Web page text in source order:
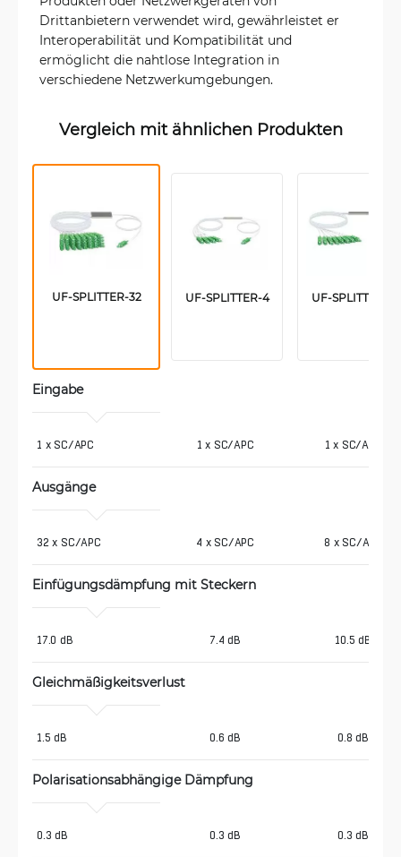
Drittanbietern verwendet wird, gewährleistet er
Interoperabilität und Kompatibilität und
ermöglicht die nahtlose Integration in
verschiedene Netzwerkumgebungen.
Vergleich mit ähnlichen Produkten
UF-SPLITTER-32 UF-SPLITTER-4 UF-SPLITTER-8
Eingabe
1 x SC/APC 1 x SC/APC 1 x SC/APC
Ausgänge
32 x SC/APC 4 x SC/APC 8 x SC/APC
Einfügungsdämpfung mit Steckern
17.0 dB 7.4 dB 10.5 dB
Gleichmäßigkeitsverlust
1.5 dB 0.6 dB 0.8 dB
Polarisationsabhängige Dämpfung
0.3 dB 0.3 dB 0.3 dB